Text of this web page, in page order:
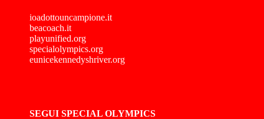
ioadottouncampione.it
beacoach.it
playunified.org
specialolympics.org
eunicekennedyshriver.org
SEGUI SPECIAL OLYMPICS